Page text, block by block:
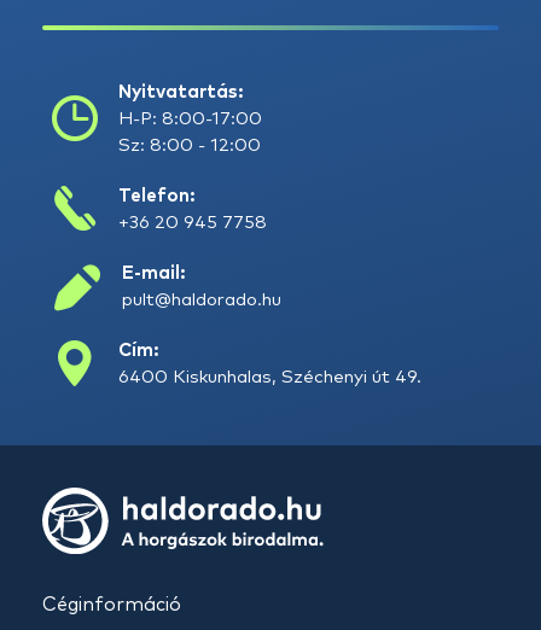
Nyitvatartás:
H-P: 8:00-17:00
Sz: 8:00 - 12:00
Telefon:
+36 20 945 7758
E-mail:
pult@haldorado.hu
Cím:
6400 Kiskunhalas, Széchenyi út 49.
Céginformáció